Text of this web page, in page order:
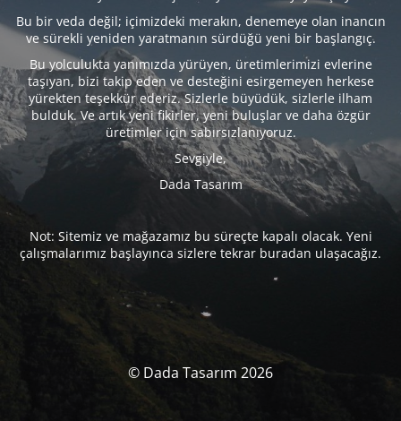
Bu bir veda değil; içimizdeki merakın, denemeye olan inancın
ve sürekli yeniden yaratmanın sürdüğü yeni bir başlangıç.
Bu yolculukta yanımızda yürüyen, üretimlerimizi evlerine
taşıyan, bizi takip eden ve desteğini esirgemeyen herkese
yürekten teşekkür ederiz. Sizlerle büyüdük, sizlerle ilham
bulduk. Ve artık yeni fikirler, yeni buluşlar ve daha özgür
üretimler için sabırsızlanıyoruz.
Sevgiyle,
Dada Tasarım
Not: Sitemiz ve mağazamız bu süreçte kapalı olacak. Yeni
çalışmalarımız başlayınca sizlere tekrar buradan ulaşacağız.
© Dada Tasarım 2026